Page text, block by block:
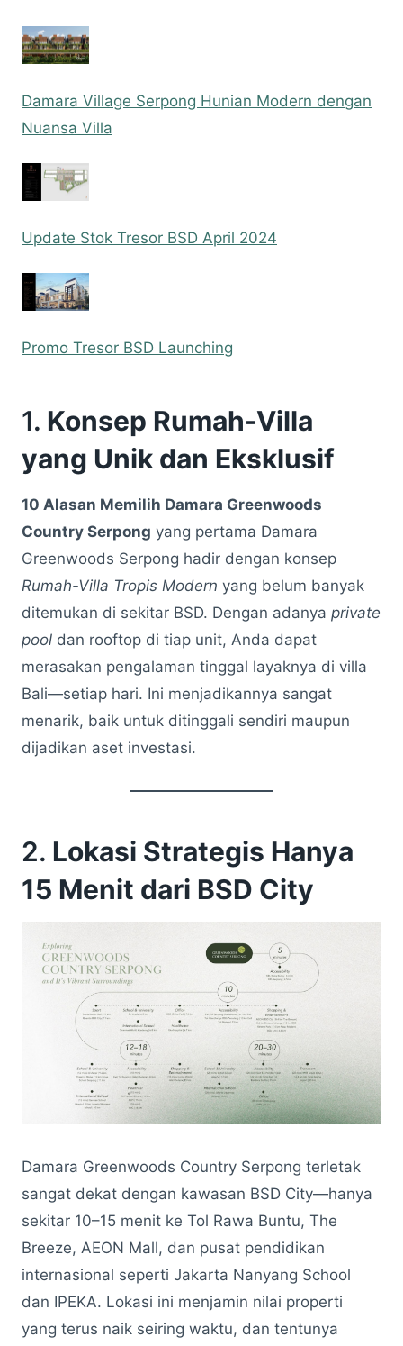
Damara Village Serpong Hunian Modern dengan
Nuansa Villa
Update Stok Tresor BSD April 2024
Promo Tresor BSD Launching
1. Konsep Rumah-Villa
yang Unik dan Eksklusif
10 Alasan Memilih Damara Greenwoods
Country Serpong yang pertama Damara
Greenwoods Serpong hadir dengan konsep
Rumah-Villa Tropis Modern yang belum banyak
ditemukan di sekitar BSD. Dengan adanya private
pool dan rooftop di tiap unit, Anda dapat
merasakan pengalaman tinggal layaknya di villa
Bali—setiap hari. Ini menjadikannya sangat
menarik, baik untuk ditinggali sendiri maupun
dijadikan aset investasi.
2. Lokasi Strategis Hanya
15 Menit dari BSD City
Damara Greenwoods Country Serpong terletak
sangat dekat dengan kawasan BSD City—hanya
sekitar 10–15 menit ke Tol Rawa Buntu, The
Breeze, AEON Mall, dan pusat pendidikan
internasional seperti Jakarta Nanyang School
dan IPEKA. Lokasi ini menjamin nilai properti
yang terus naik seiring waktu, dan tentunya